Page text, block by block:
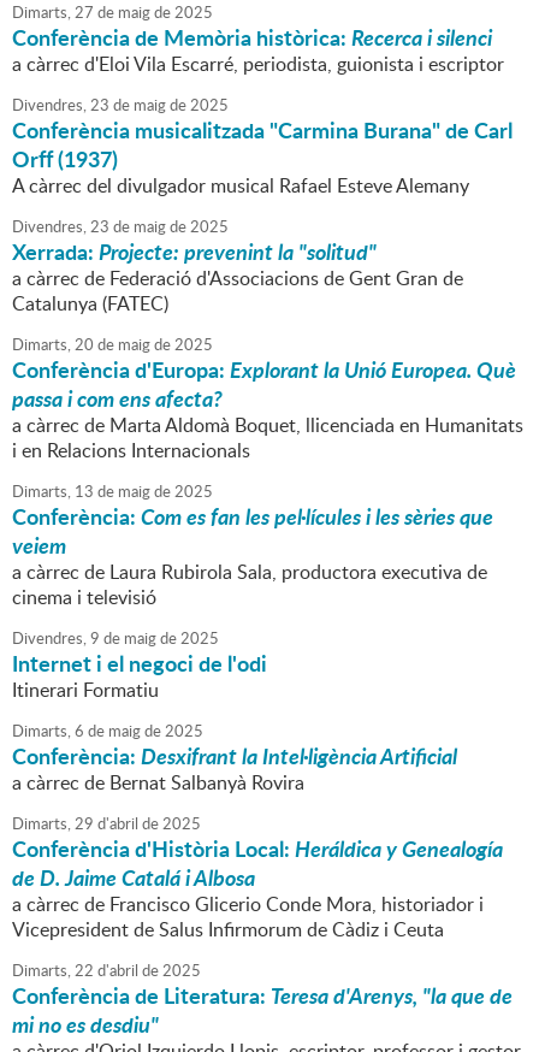
Dimarts,27 de maigde2025
Conferència de Memòria històrica:Recerca i silenci
a càrrec d'Eloi Vila Escarré, periodista, guionista i escriptor
Divendres,23 de maigde2025
Conferència musicalitzada "Carmina Burana" de Carl
Orff (1937)
A càrrec del divulgador musical Rafael Esteve Alemany
Divendres,23 de maigde2025
Xerrada:Projecte: prevenint la "solitud"
a càrrec de Federació d'Associacions de Gent Gran de
Catalunya (FATEC)
Dimarts,20 de maigde2025
Conferència d'Europa:Explorant la Unió Europea. Què
passa i com ens afecta?
a càrrec de Marta Aldomà Boquet, llicenciada en Humanitats
i en Relacions Internacionals
Dimarts, 13 de maigde2025
Conferència:Com es fan les pel·lícules i les sèries que
veiem
a càrrec de Laura Rubirola Sala, productora executiva de
cinema i televisió
Divendres,9 de maigde2025
Internet i el negoci de l'odi
Itinerari Formatiu
Dimarts,6 de maigde2025
Conferència:Desxifrant la Intel·ligència Artificial
a càrrec de Bernat Salbanyà Rovira
Dimarts,29 d'abril de2025
Conferència d'Història Local:Heráldica y Genealogía
de D. Jaime Catalá i Albosa
a càrrec de Francisco Glicerio Conde Mora, historiador i
Vicepresident de Salus Infirmorum de Càdiz i Ceuta
Dimarts,22 d'abril de2025
Conferència de Literatura: Teresa d'Arenys, "la que de
mi no es desdiu"